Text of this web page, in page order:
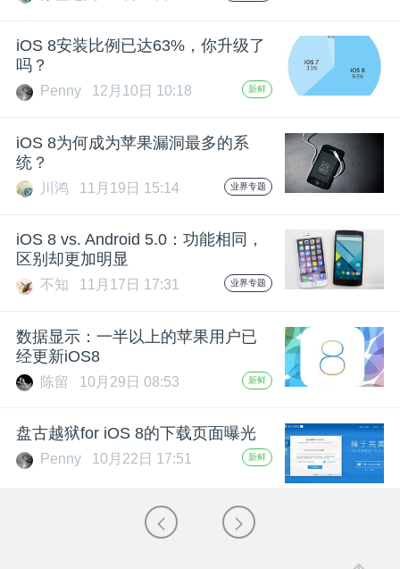
iOS 8安装比例已达63%，你升级了
吗？
Penny 12月10日 10:18 新鲜
iOS 8为何成为苹果漏洞最多的系
统？
川鸿 11月19日 15:14 业界专题
iOS 8 vs. Android 5.0：功能相同，
区别却更加明显
不知 11月17日 17:31 业界专题
数据显示：一半以上的苹果用户已
经更新iOS8
陈留 10月29日 08:53 新鲜
盘古越狱for iOS 8的下载页面曝光
Penny 10月22日 17:51 新鲜